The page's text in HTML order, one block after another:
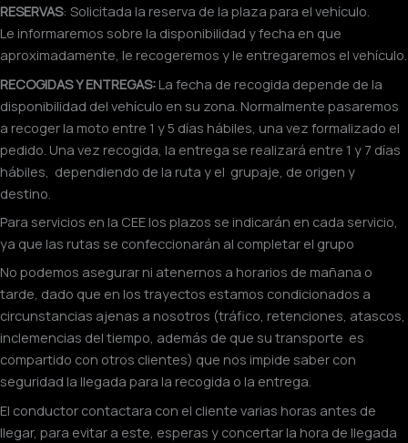
RESERVAS: Solicitada la reserva de la plaza para el vehículo.
Le informaremos sobre la disponibilidad y fecha en que
aproximadamente, le recogeremos y le entregaremos el vehículo.
RECOGIDAS Y ENTREGAS: La fecha de recogida depende de la
disponibilidad del vehículo en su zona. Normalmente pasaremos
a recoger la moto entre 1 y 5 días hábiles, una vez formalizado el
pedido. Una vez recogida, la entrega se realizará entre 1 y 7 días
hábiles, dependiendo de la ruta y el grupaje, de origen y
destino.
Para servicios en la CEE los plazos se indicarán en cada servicio,
ya que las rutas se confeccionarán al completar el grupo
No podemos asegurar ni atenernos a horarios de mañana o
tarde, dado que en los trayectos estamos condicionados a
circunstancias ajenas a nosotros (tráfico, retenciones, atascos,
inclemencias del tiempo, además de que su transporte es
compartido con otros clientes) que nos impide saber con
seguridad la llegada para la recogida o la entrega.
El conductor contactara con el cliente varias horas antes de
llegar, para evitar a este, esperas y concertar la hora de llegada